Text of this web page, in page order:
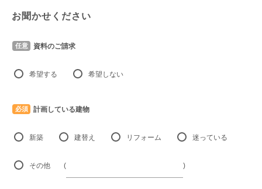
お聞かせください
資料のご請求
任意
希望する 希望しない
計画している建物
必須
新築 建替え リフォーム 迷っている
その他 ( )